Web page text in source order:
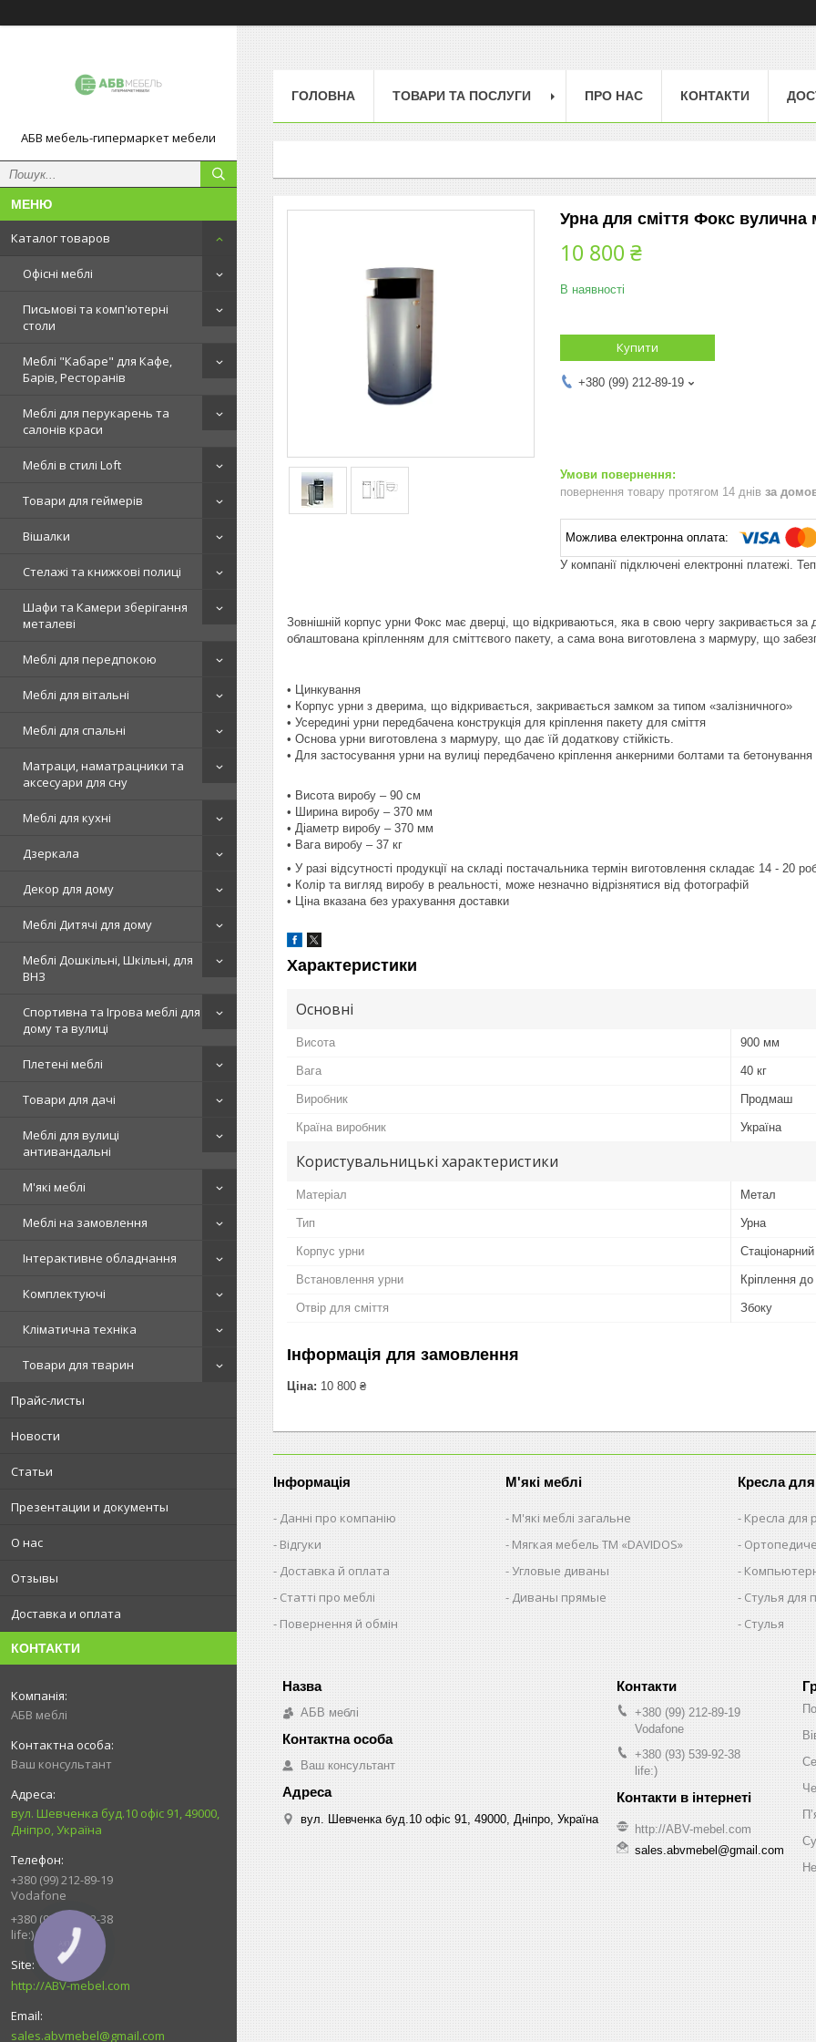
АБВ мебель-гипермаркет мебели
Каталог товаров
Офісні меблі
Письмові та комп'ютерні
столи
Меблі "Кабаре" для Кафе,
Барів, Ресторанів
Меблі для перукарень та
салонів краси
Меблі в стилі Loft
Товари для геймерів
Вішалки
Стелажі та книжкові полиці
Шафи та Камери зберігання
металеві
Меблі для передпокою
Меблі для вітальні
Меблі для спальні
Матраци, наматрацники та
аксесуари для сну
Меблі для кухні
Дзеркала
Декор для дому
Меблі Дитячі для дому
Меблі Дошкільні, Шкільні, для
ВНЗ
Спортивна та Ігрова меблі для
дому та вулиці
Плетені меблі
Товари для дачі
Меблі для вулиці
антивандальні
М'які меблі
Меблі на замовлення
Інтерактивне обладнання
Комплектуючі
Кліматична техніка
Товари для тварин
Прайс-листы
Новости
Статьи
Презентации и документы
О нас
Отзывы
Доставка и оплата
КОНТАКТИ
АБВ меблі
Ваш консультант
вул. Шевченка буд.10 офіс 91, 49000,
Дніпро, Україна
+380 (99) 212-89-19
Vodafone
+380 (93) 539-92-38
life:)
http://ABV-mebel.com
sales.abvmebel@gmail.com
ГОЛОВНА ТОВАРИ ТА ПОСЛУГИ ПРО НАС КОНТАКТИ
Урна для сміття Фокс
10 800 ₴
В наявності
Купити
+380 (99) 212-89-19
повернення товару протягом 14 днів за
У компанії підключені електронні платежі.
Зовнішній корпус урни Фокс має дверці, що відкриваються, яка в свою чергу закривається за
облаштована кріпленням для сміттєвого пакету, а сама вона виготовлена з мармуру, що
• Цинкування
• Корпус урни з дверима, що відкривається, закривається замком за типом «залізничного»
• Усередині урни передбачена конструкція для кріплення пакету для сміття
• Основа урни виготовлена ​​з мармуру, що дає їй додаткову стійкість.
• Для застосування урни на вулиці передбачено кріплення анкерними болтами та бетонування
• Висота виробу – 90 см
• Ширина виробу – 370 мм
• Діаметр виробу – 370 мм
• Вага виробу – 37 кг
• У разі відсутності продукції на складі постачальника термін виготовлення складає 14 - 20
• Колір та вигляд виробу в реальності, може незначно відрізнятися від фотографій
• Ціна вказана без урахування доставки
Характеристики
Основні
Висота 900 мм
Вага 40 кг
Виробник Продмаш
Країна виробник Україна
Користувальницькі характеристики
Матеріал Метал
Тип Урна
Корпус урни Стаціонарний
Встановлення урни Кріплення до
Отвір для сміття Збоку
Інформація для замовлення
Ціна: 10 800 ₴
Інформація
Данні про компанію
Відгуки
Доставка й оплата
Статті про меблі
Повернення й обмін
М'які меблі
М'які меблі загальне
Мягкая мебель ТМ «DAVIDOS»
Угловые диваны
Диваны прямые
Кресла
Кресла для
Стулья для
Стулья
АБВ меблі
Ваш консультант
вул. Шевченка буд.10 офіс 91, 49000, Дніпро, Україна
+380 (99) 212-89-19
Vodafone
+380 (93) 539-92-38
life:)
http://ABV-mebel.com
sales.abvmebel@gmail.com
КНОПКА
ЗВ'ЯЗКУ